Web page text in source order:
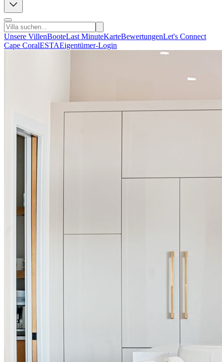
Unsere VillenBooteLast MinuteKarteBewertungenLet's Connect
Cape CoralESTAEigentümer-Login